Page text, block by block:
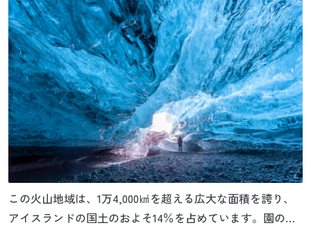
この火山地域は、1万4,000㎢を超える広大な面積を誇り、
アイスランドの国土のおよそ14％を占めています。園の名